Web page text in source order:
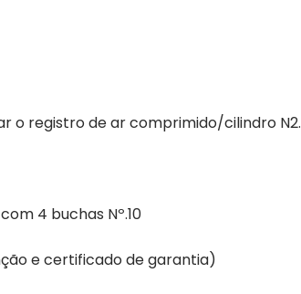
o registro de ar comprimido/cilindro N2.
4 buchas Nº.10
e certificado de garantia)